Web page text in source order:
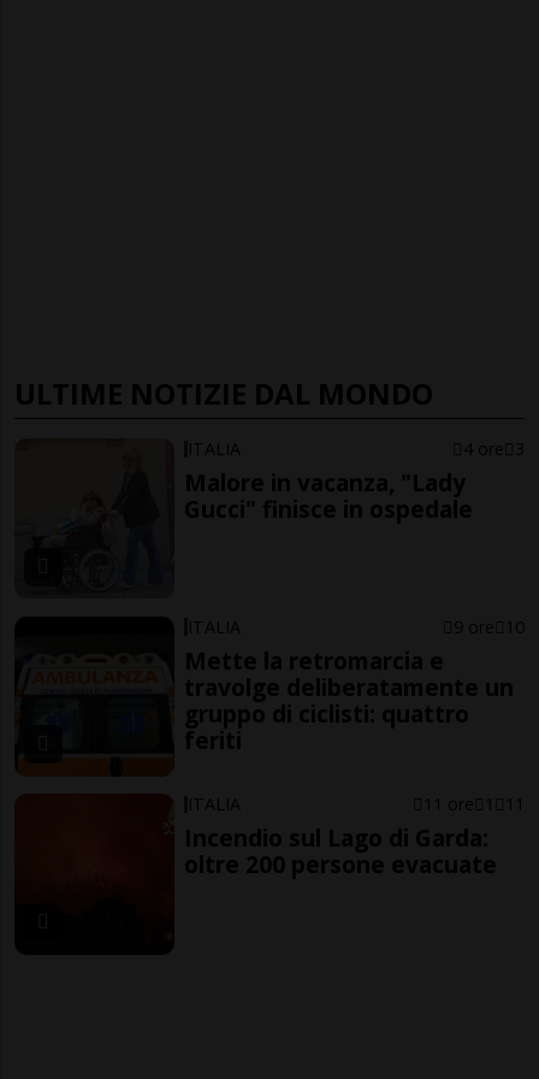
ULTIME NOTIZIE DAL MONDO
ITALIA 4 ore 3
Malore in vacanza, "Lady
Gucci" finisce in ospedale
ITALIA 9 ore 10
Mette la retromarcia e
travolge deliberatamente un
gruppo di ciclisti: quattro
feriti
ITALIA 11 ore 1 11
Incendio sul Lago di Garda:
oltre 200 persone evacuate